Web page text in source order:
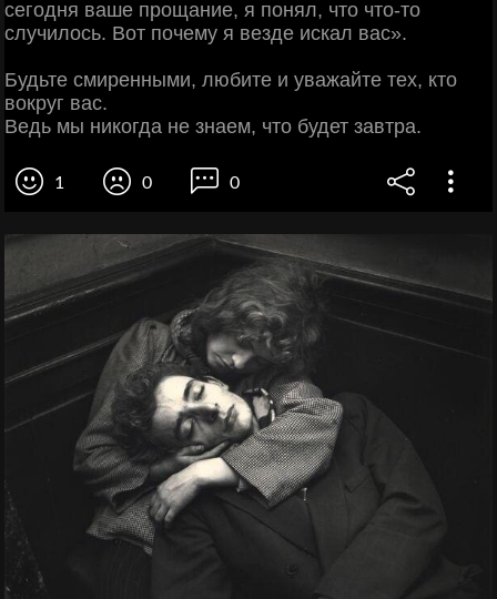
сегодня ваше прощание, я понял, что что-то
случилось. Вот почему я везде искал вас».
Будьте смиренными, любите и уважайте тех, кто
вокруг вас.
Ведь мы никогда не знаем, что будет завтра.
1 0 0